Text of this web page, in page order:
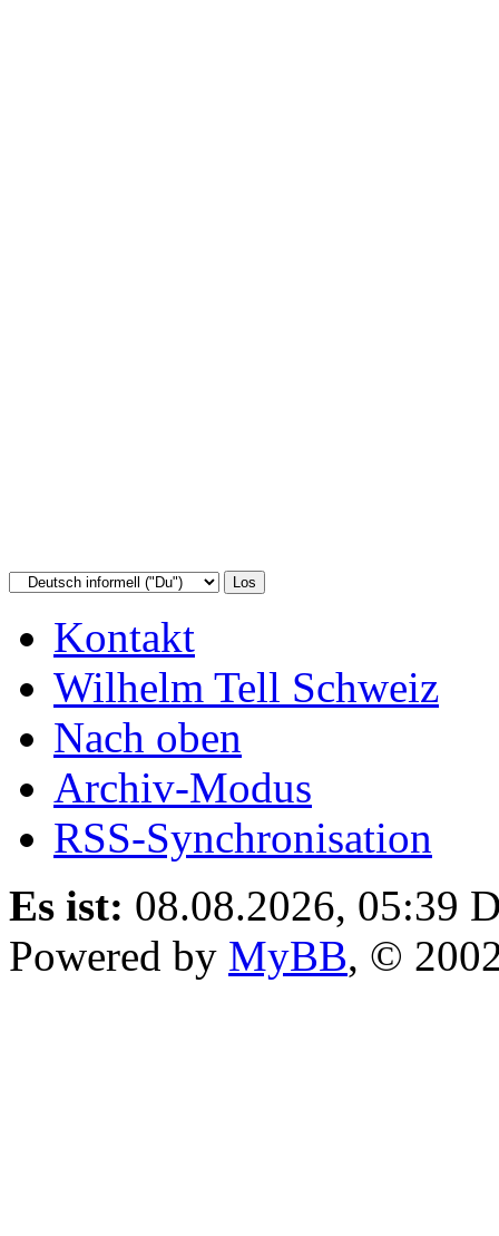
Kontakt
Wilhelm Tell Schweiz
Nach oben
Archiv-Modus
RSS-Synchronisation
Es ist: 08.08.2026, 05:39
Powered by MyBB, ©